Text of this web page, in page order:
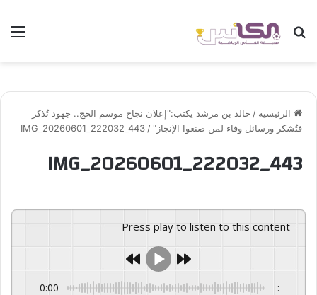
بحث عن
الرئيسية / خالد بن مرشد يكتب:"إعلان نجاح موسم الحج.. جهود تُذكر
فتُشكر ورسائل وفاء لمن صنعوا الإنجاز" /
IMG_20260601_222032_443
IMG_20260601_222032_443
Press play to listen to this content
0:00 -:--